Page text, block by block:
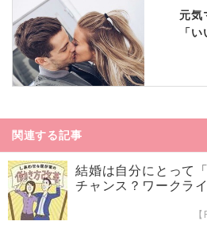
元気
「
関連する記事
結婚は自分にとって
チャンス？ワークラ